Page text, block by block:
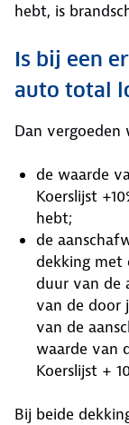
hebt, is
Is bij een
auto total
Dan vergoeden
de waarde
Koerslijst
hebt;
de
dekking met
duur van de
van de door
van de
waarde van
Koerslijst +
Bij beide